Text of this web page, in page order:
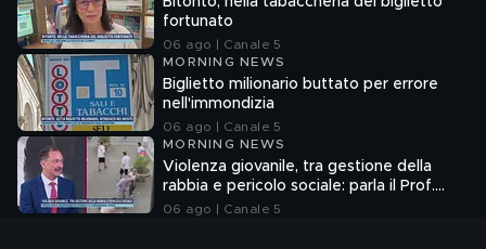
fortunato
06 ago | Canale 5
MORNING NEWS
Biglietto milionario buttato per errore
nell'immondizia
06 ago | Canale 5
MORNING NEWS
Violenza giovanile, tra gestione della
rabbia e pericolo sociale: parla il Prof.
Pierpaolo Limone
06 ago | Canale 5